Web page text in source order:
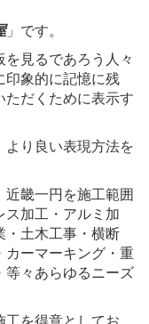
」です。
見るであろう人々
印象的に記憶に残
ただくために表示す
より良い表現方法を
畿一円を施工範囲
ス加工・アルミ加
・土木工事・横断
カーマーキング・重
等々あらゆるニーズ
工を得意としてお